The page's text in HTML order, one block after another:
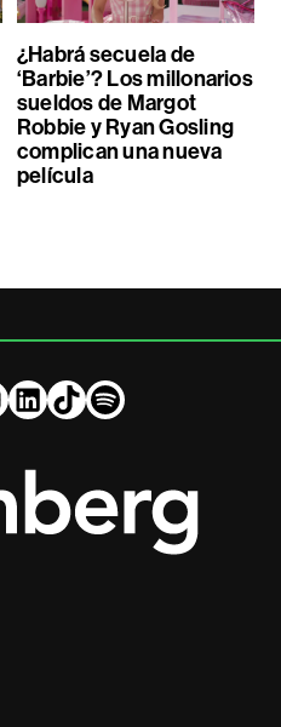
¿Habrá secuela de
‘Barbie’? Los millonarios
sueldos de Margot
Robbie y Ryan Gosling
complican una nueva
película